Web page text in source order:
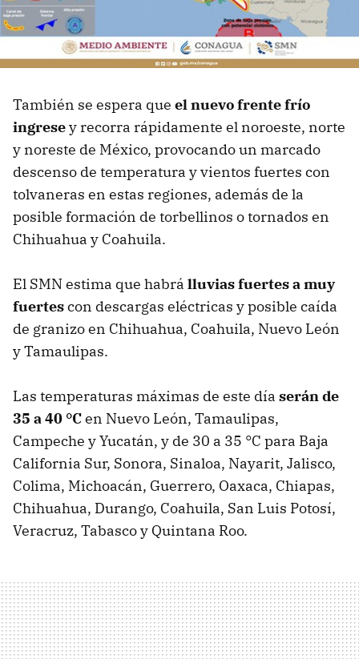
También se espera que el nuevo frente frío
ingresey recorra rápidamente el noroeste, norte
y noreste de México, provocando un marcado
descenso de temperatura y vientos fuertes con
tolvaneras en estas regiones, además de la
posible formación de torbellinos o tornados en
Chihuahua y Coahuila.
El SMN estima que habrá lluvias fuertes a muy
fuertescon descargas eléctricas y posible caída
de granizo en Chihuahua, Coahuila, Nuevo León
y Tamaulipas.
Las temperaturas máximas de este día serán de
35 a 40 °Cen Nuevo León, Tamaulipas,
Campeche y Yucatán, y de 30 a 35 °C para Baja
California Sur, Sonora, Sinaloa, Nayarit, Jalisco,
Colima, Michoacán, Guerrero, Oaxaca, Chiapas,
Chihuahua, Durango, Coahuila, San Luis Potosí,
Veracruz, Tabasco y Quintana Roo.